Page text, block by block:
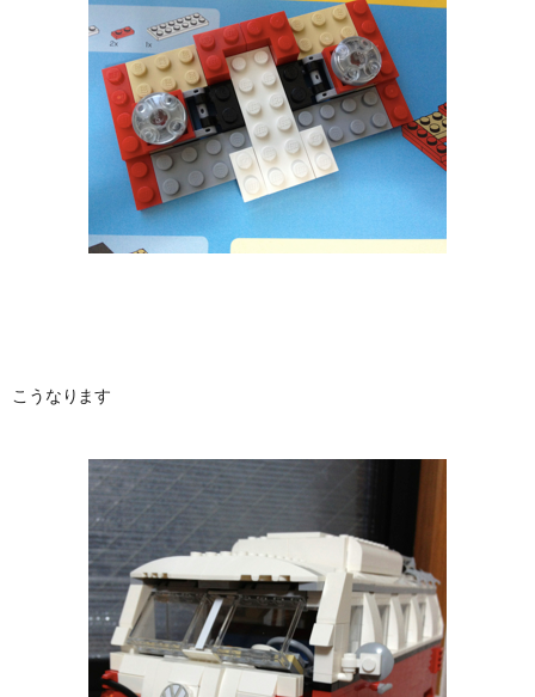
こうなります